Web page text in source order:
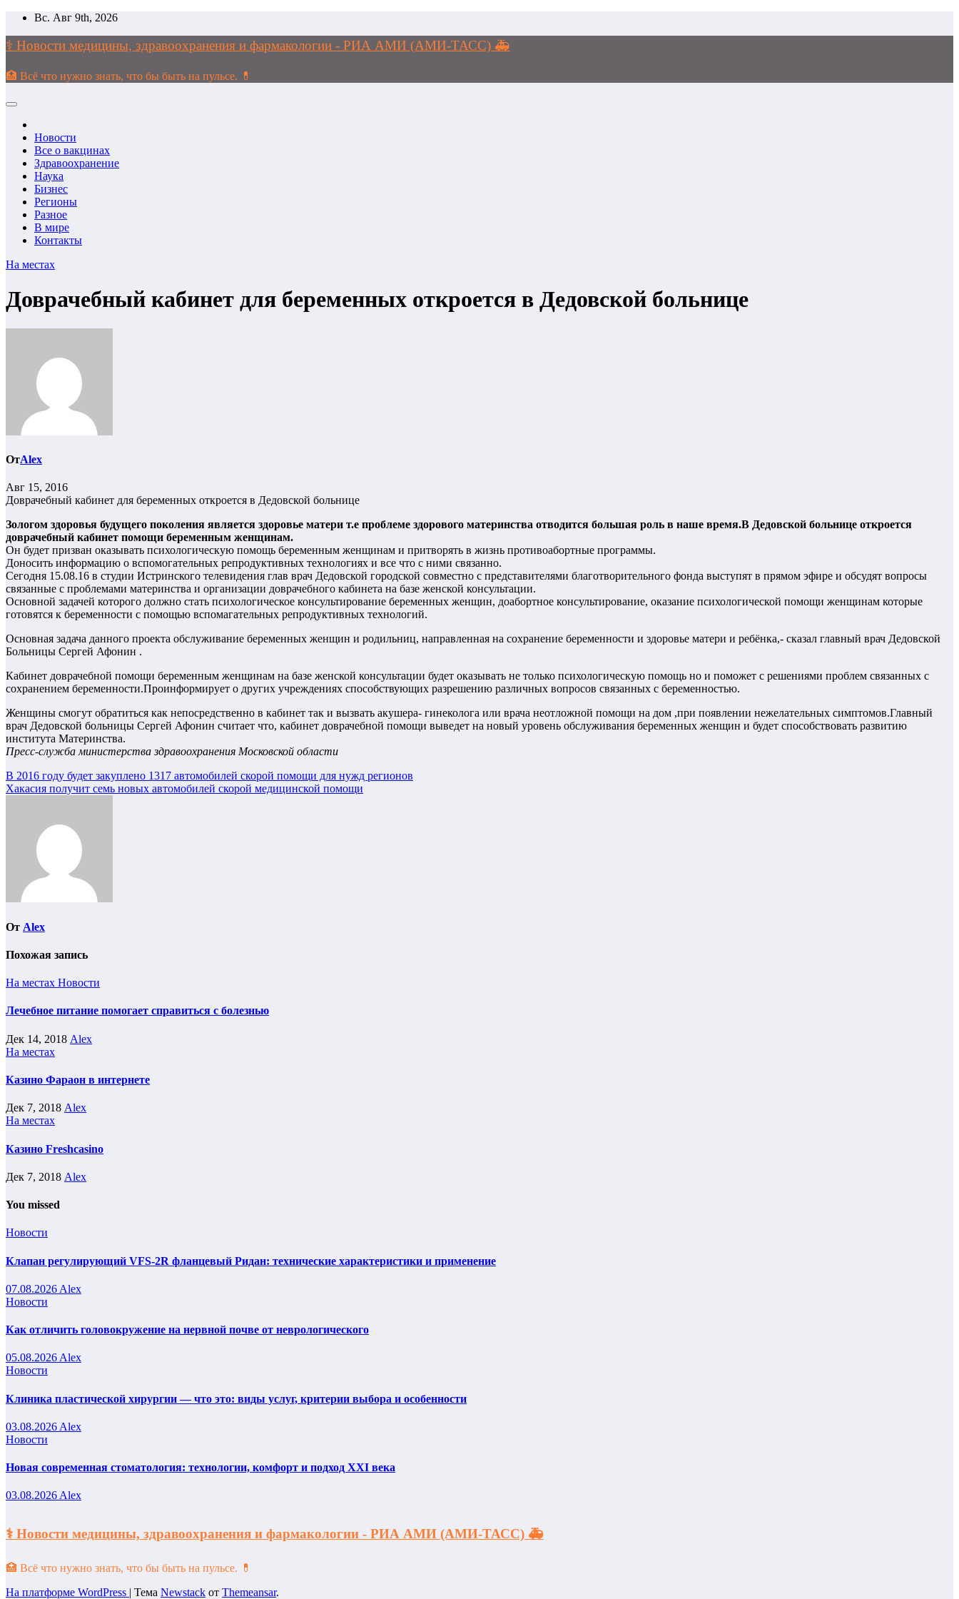
Перейти
содержимому
Вс. Авг 9th, 2026
⚕️ Новости медицины, здравоохранения и фармакологии - РИА АМИ (АМИ-ТАСС) 🚑
🏥 Всё что нужно знать, что бы быть на пульсе. 💊
Новости
Все о вакцинах
Здравоохранение
Наука
Бизнес
Регионы
Разное
В мире
Контакты
На местах
Доврачебный кабинет для беременных откроется в Дедовской больнице
ОтAlex
Авг 15, 2016
Доврачебный кабинет для беременных откроется в Дедовской больнице
Зологом здоровья будущего поколения является здоровье матери т.е проблеме здорового материнства отводится большая роль в наше время.В Дедовской больнице откроется
доврачебный кабинет помощи беременным женщинам.
Он будет призван оказывать психологическую помощь беременным женщинам и притворять в жизнь противоабортные программы.
Доносить информацию о вспомогательных репродуктивных технологиях и все что с ними связанно.
Сегодня 15.08.16 в студии Истринского телевидения глав врач Дедовской городской совместно с представителями благотворительного фонда выступят в прямом эфире и обсудят вопросы
связанные с проблемами материнства и организации доврачебного кабинета на базе женской консультации.
Основной задачей которого должно стать психологическое консультирование беременных женщин, доабортное консультирование, оказание психологической помощи женщинам которые
готовятся к беременности с помощью вспомагательных репродуктивных технологий.
Основная задача данного проекта обслуживание беременных женщин и родильниц, направленная на сохранение беременности и здоровье матери и ребёнка,- сказал главный врач Дедовской
Больницы Сергей Афонин .
Кабинет доврачебной помощи беременным женщинам на базе женской консультации будет оказывать не только психологическую помощь но и поможет с решениями проблем связанных с
сохранением беременности.Проинформирует о других учреждениях способствующих разрешению различных вопросов связанных с беременностью.
Женщины смогут обратиться как непосредственно в кабинет так и вызвать акушера- гинеколога или врача неотложной помощи на дом ,при появлении нежелательных симптомов.Главный
врач Дедовской больницы Сергей Афонин считает что, кабинет доврачебной помощи выведет на новый уровень обслуживания беременных женщин и будет способствовать развитию
института Материнства.
Пресс-служба министерства здравоохранения Московской области
Навигация
по
В 2016 году будет закуплено 1317 автомобилей скорой помощи для нужд регионов
Хакасия получит семь новых автомобилей скорой медицинской помощи
От Alex
Похожая запись
На местах Новости
Лечебное питание помогает справиться с болезнью
Дек 14, 2018 Alex
На местах
Казино Фараон в интернете
Дек 7, 2018 Alex
На местах
Казино Freshcasino
Дек 7, 2018 Alex
You missed
Новости
Клапан регулирующий VFS-2R фланцевый Ридан: технические характеристики и применение
07.08.2026 Alex
Новости
Как отличить головокружение на нервной почве от неврологического
05.08.2026 Alex
Новости
Клиника пластической хирургии — что это: виды услуг, критерии выбора и особенности
03.08.2026 Alex
Новости
Новая современная стоматология: технологии, комфорт и подход XXI века
03.08.2026Alex
⚕️ Новости медицины, здравоохранения и фармакологии - РИА АМИ (АМИ-ТАСС) 🚑
🏥 Всё что нужно знать, что бы быть на пульсе. 💊
На платформе WordPress | Тема Newstack от Themeansar.